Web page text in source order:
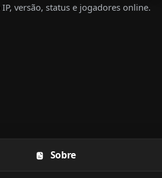
versão, status e jogadores online.
Sobre